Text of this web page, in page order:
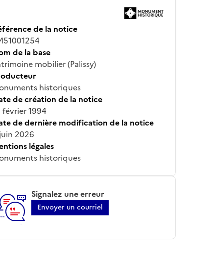
de la notice
de la base
mobilier (Palissy)
historiques
de création de la notice
février 1994
de dernière modification de la notice
2026
légales
historiques
Signalez une erreur
Envoyer un courriel